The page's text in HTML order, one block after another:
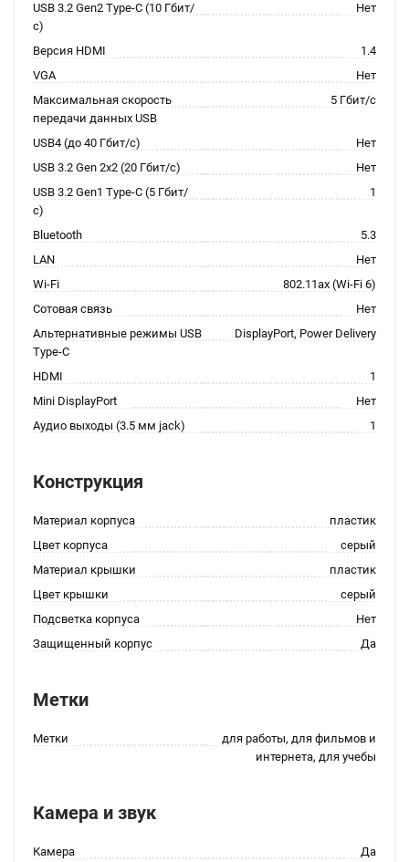
USB 3.2 Gen2 Type-C (10 Гбит/
с)
Нет
Версия HDMI
1.4
VGA
Нет
Максимальная скорость
передачи данных USB
5 Гбит/с
USB4 (до 40 Гбит/с)
Нет
USB 3.2 Gen 2x2 (20 Гбит/с)
Нет
USB 3.2 Gen1 Type-C (5 Гбит/
с)
1
Bluetooth
5.3
LAN
Нет
Wi-Fi
802.11ax (Wi-Fi 6)
Сотовая связь
Нет
Альтернативные режимы USB
Type-C
DisplayPort, Power Delivery
HDMI
1
Mini DisplayPort
Нет
Аудио выходы (3.5 мм jack)
1
Конструкция
Материал корпуса
пластик
Цвет корпуса
серый
Материал крышки
пластик
Цвет крышки
серый
Подсветка корпуса
Нет
Защищенный корпус
Да
Метки
Метки
для работы, для фильмов и
интернета, для учебы
Камера и звук
Камера Да